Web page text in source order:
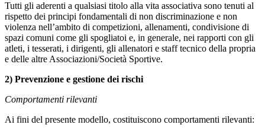
Tutti gli aderenti a qualsiasi titolo alla vita associativa sono tenuti al
rispetto dei principi fondamentali di non discriminazione e non
violenza nell’ambito di competizioni, allenamenti, condivisione di
spazi comuni come gli spogliatoi e, in generale, nei rapporti con gli
atleti, i tesserati, i dirigenti, gli allenatori e staff tecnico della propria
e delle altre Associazioni/Società Sportive.
2) Prevenzione e gestione dei rischi
Comportamenti rilevanti
Ai fini del presente modello, costituiscono comportamenti rilevanti: